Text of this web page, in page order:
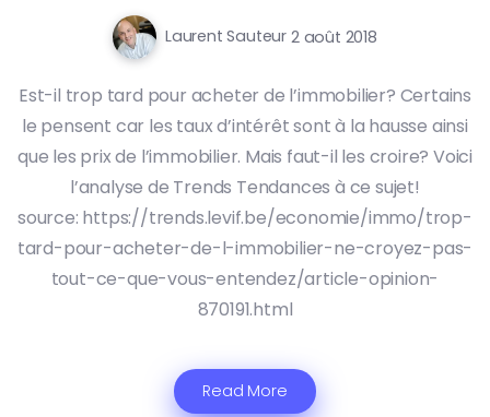
Laurent Sauteur 2 août 2018
Est-il trop tard pour acheter de l’immobilier? Certains
le pensent car les taux d’intérêt sont à la hausse ainsi
que les prix de l’immobilier. Mais faut-il les croire? Voici
l’analyse de Trends Tendances à ce sujet!
source: https://trends.levif.be/economie/immo/trop-
tard-pour-acheter-de-l-immobilier-ne-croyez-pas-
tout-ce-que-vous-entendez/article-opinion-
870191.html
Read More